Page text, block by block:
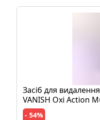
Засіб для
VANISH Oxi Action
банка
- 54%